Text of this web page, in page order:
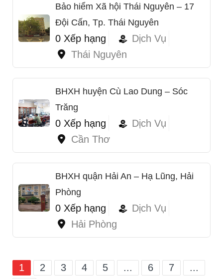
Bảo hiểm Xã hội Thái Nguyên – 17
Đội Cấn, Tp. Thái Nguyên
0 Xếp hạng
Dịch Vụ
Thái Nguyên
BHXH huyện Cù Lao Dung – Sóc
Trăng
0 Xếp hạng
Dịch Vụ
Cần Thơ
BHXH quận Hải An – Hạ Lũng, Hải
Phòng
0 Xếp hạng
Dịch Vụ
Hải Phòng
1 2 3 4 5 ... 6 7
...